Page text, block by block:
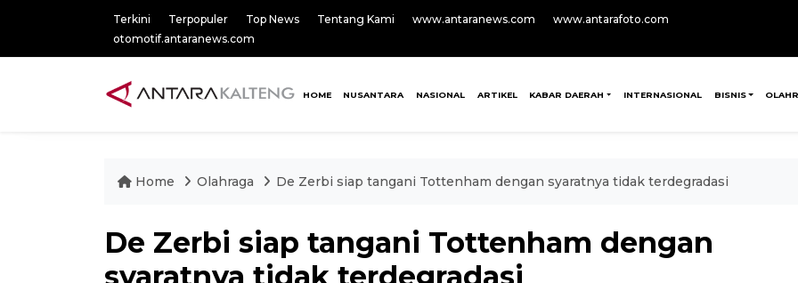
Terkini Terpopuler Top News Tentang Kami www.antaranews.com
www.antarafoto.com
otomotif.antaranews.com
HOME NUSANTARA NASIONAL ARTIKEL KABAR DAERAH INTERNASIONAL BISNIS
Home Olahraga De Zerbi siap tangani Tottenham dengan syaratnya tidak terdegradasi
De Zerbi siap tangani Tottenham dengan